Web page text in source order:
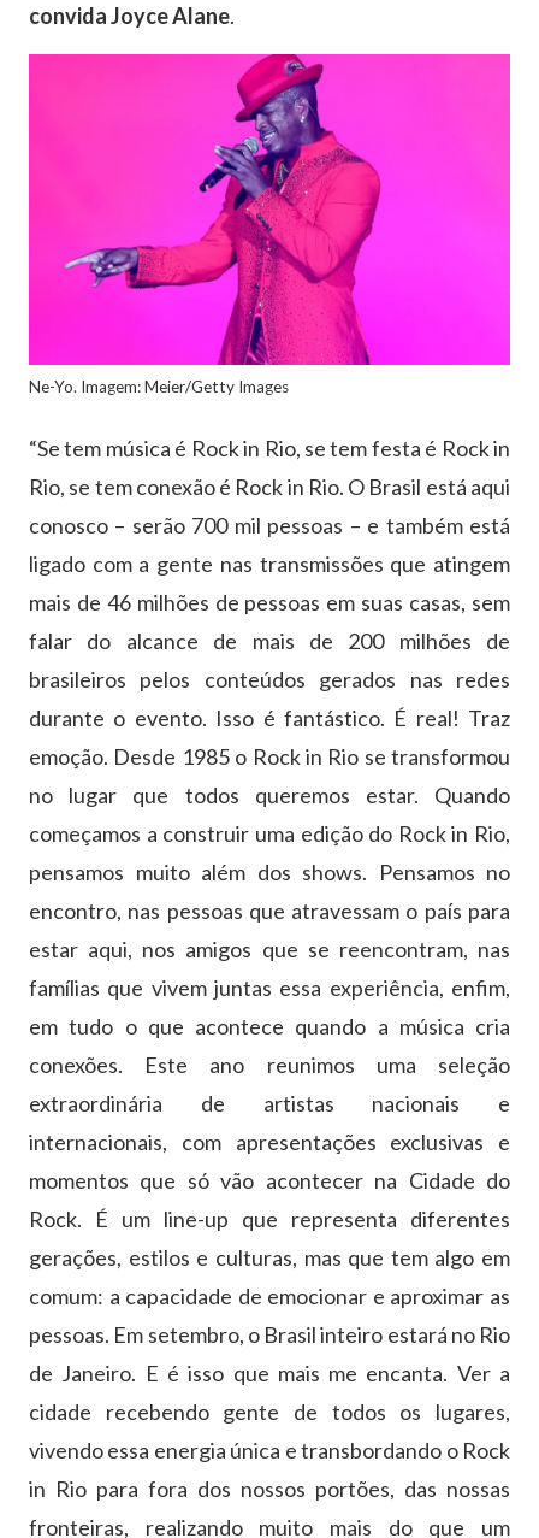
convida Joyce Alane.
Ne-Yo. Imagem: Meier/Getty Images
“Se tem música é Rock in Rio, se tem festa é Rock in
Rio, se tem conexão é Rock in Rio. O Brasil está aqui
conosco – serão 700 mil pessoas – e também está
ligado com a gente nas transmissões que atingem
mais de 46 milhões de pessoas em suas casas, sem
falar do alcance de mais de 200 milhões de
brasileiros pelos conteúdos gerados nas redes
durante o evento. Isso é fantástico. É real! Traz
emoção. Desde 1985 o Rock in Rio se transformou
no lugar que todos queremos estar. Quando
começamos a construir uma edição do Rock in Rio,
pensamos muito além dos shows. Pensamos no
encontro, nas pessoas que atravessam o país para
estar aqui, nos amigos que se reencontram, nas
famílias que vivem juntas essa experiência, enfim,
em tudo o que acontece quando a música cria
conexões. Este ano reunimos uma seleção
extraordinária de artistas nacionais e
internacionais, com apresentações exclusivas e
momentos que só vão acontecer na Cidade do
Rock. É um line-up que representa diferentes
gerações, estilos e culturas, mas que tem algo em
comum: a capacidade de emocionar e aproximar as
pessoas. Em setembro, o Brasil inteiro estará no Rio
de Janeiro. E é isso que mais me encanta. Ver a
cidade recebendo gente de todos os lugares,
vivendo essa energia única e transbordando o Rock
in Rio para fora dos nossos portões, das nossas
fronteiras, realizando muito mais do que um